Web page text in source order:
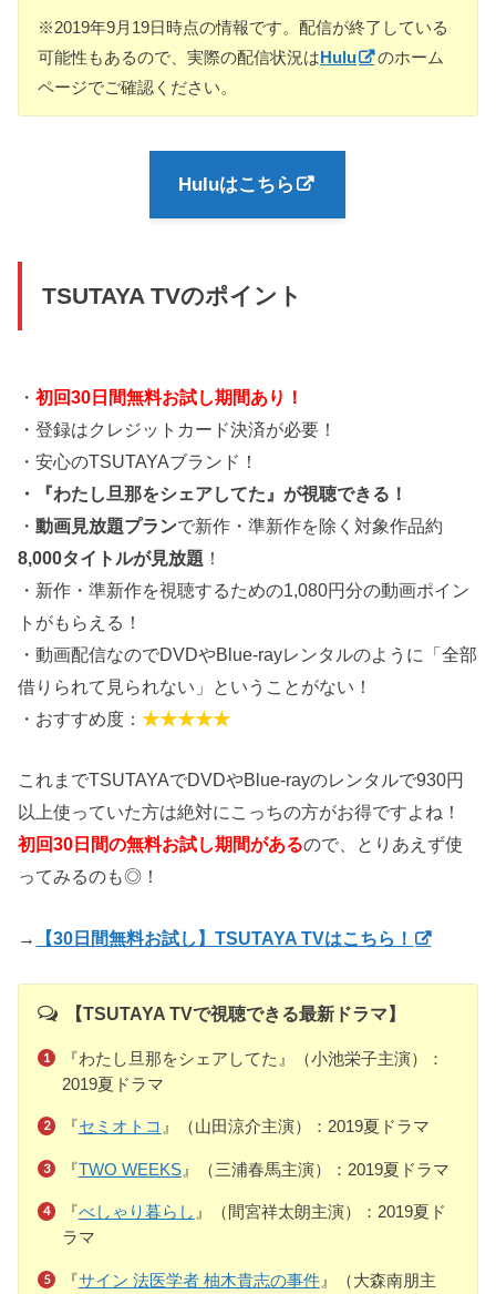
※2019年9月19日時点の情報です。配信が終了している
可能性もあるので、実際の配信状況はHulu
のホーム
ページでご確認ください。
Huluはこちら
TSUTAYA TVのポイント
・初回30日間無料お試し期間あり！
・登録はクレジットカード決済が必要！
・安心のTSUTAYAブランド！
・『わたし旦那をシェアしてた』が視聴できる！
・動画見放題プランで新作・準新作を除く対象作品約
8,000タイトルが見放題 ！
・新作・準新作を視聴するための1,080円分の動画ポイン
トがもらえる！
・動画配信なのでDVDやBlue-rayレンタルのように「全部
借りられて見られない」ということがない！
・おすすめ度：★★★★★
これまでTSUTAYAでDVDやBlue-rayのレンタルで930円
以上使っていた方は絶対にこっちの方がお得ですよね！
初回30日間の無料お試し期間があるので、とりあえず使
ってみるのも◎！
→ 【30日間無料お試し】TSUTAYA TVはこちら！
【TSUTAYA TVで視聴できる最新ドラマ】
『わたし旦那をシェアしてた』（小池栄子主演）：
2019夏ドラマ
『セミオトコ 』（山田涼介主演）：2019夏ドラマ
『TWO WEEKS』（三浦春馬主演）：2019夏ドラマ
『べしゃり暮らし 』（間宮祥太朗主演）：2019夏ド
ラマ
『サイン 法医学者 柚木貴志の事件』（大森南朋主